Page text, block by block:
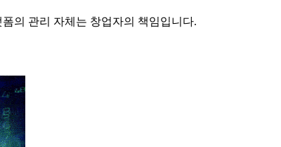
의 관리 자체는 창업자의 책임입니다.